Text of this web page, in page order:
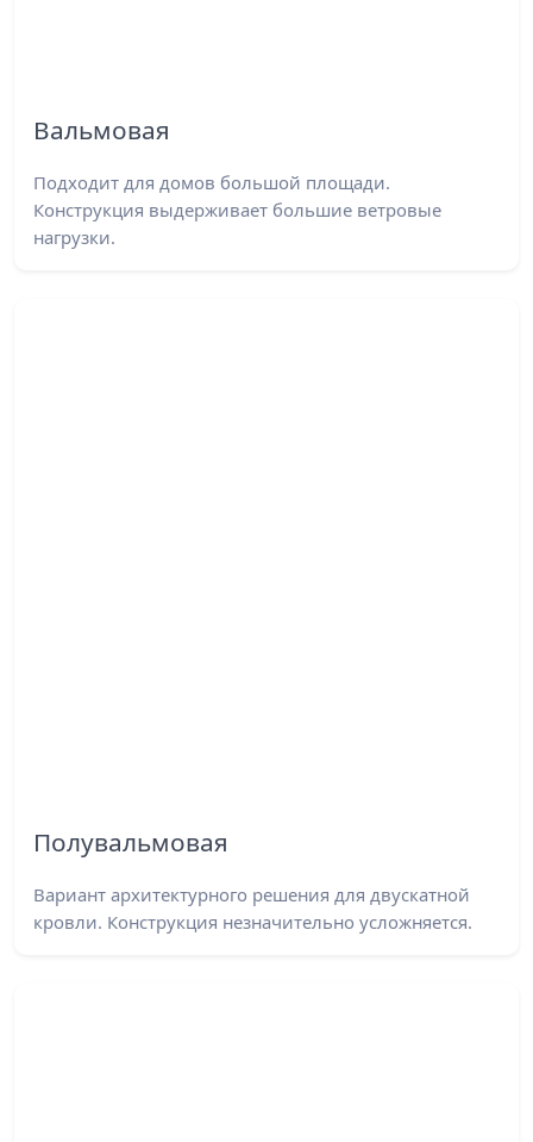
Вальмовая
Подходит для домов большой площади.
Конструкция выдерживает большие ветровые
нагрузки.
Полувальмовая
Вариант архитектурного решения для двускатной
кровли. Конструкция незначительно усложняется.